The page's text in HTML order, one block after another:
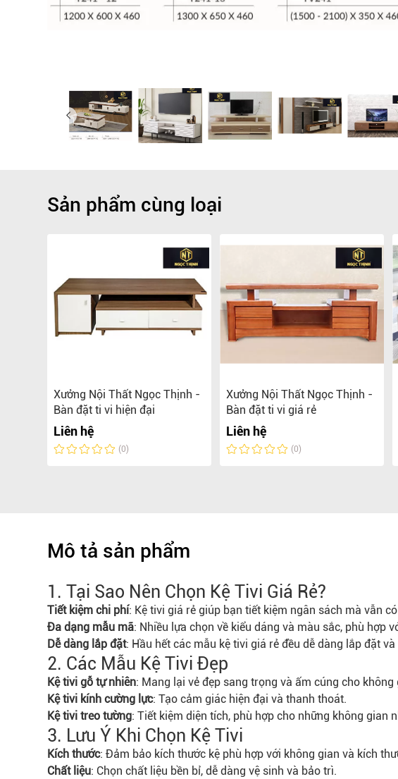
Sản phẩm cùng loại
Xưởng Nội Thất Ngọc Thịnh -
Bàn đặt ti vi hiện đại
Liên hệ
(0)
Xưởng Nội Thất Ngọc Thịnh -
Bàn đặt ti vi giá rẻ
Liên hệ
(0)
Mô tả sản phẩm
1. Tại Sao Nên Chọn Kệ Tivi Giá Rẻ?
Tiết kiệm chi phí: Kệ tivi giá rẻ giúp bạn tiết kiệm ngân sách mà vẫn
Đa dạng mẫu mã: Nhiều lựa chọn về kiểu dáng và màu sắc, phù hợp
Dễ dàng lắp đặt: Hầu hết các mẫu kệ tivi giá rẻ đều dễ dàng lắp đặt và
2. Các Mẫu Kệ Tivi Đẹp
Kệ tivi gỗ tự nhiên: Mang lại vẻ đẹp sang trọng và ấm cúng cho không
Kệ tivi kính cường lực: Tạo cảm giác hiện đại và thanh thoát.
Kệ tivi treo tường: Tiết kiệm diện tích, phù hợp cho những không gian
3. Lưu Ý Khi Chọn Kệ Tivi
Kích thước: Đảm bảo kích thước kệ phù hợp với không gian và kích
Chất liệu: Chọn chất liệu bền bỉ, dễ dàng vệ sinh và bảo trì.